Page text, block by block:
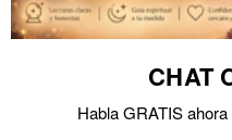
CHAT
Habla GRATIS